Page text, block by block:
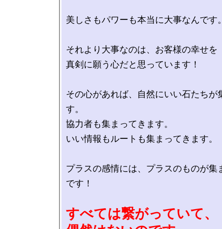
美しさもパワーも本当に大事なんです
それより大事なのは、お客様の幸せを
真剣に願う心だと思っています！
その心があれば、自然にいい石たちが
す。
協力者も集まってきます。
いい情報もルートも集まってきます。
プラスの感情には、プラスのものが集
です！
すべては繋がっていて、